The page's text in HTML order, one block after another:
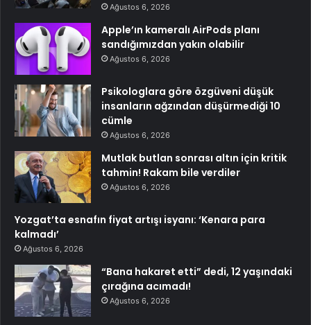
Ağustos 6, 2026
Apple’ın kameralı AirPods planı
sandığımızdan yakın olabilir
Ağustos 6, 2026
Psikologlara göre özgüveni düşük
insanların ağzından düşürmediği 10
cümle
Ağustos 6, 2026
Mutlak butlan sonrası altın için kritik
tahmin! Rakam bile verdiler
Ağustos 6, 2026
Yozgat’ta esnafın fiyat artışı isyanı: ‘Kenara para
kalmadı’
Ağustos 6, 2026
“Bana hakaret etti” dedi, 12 yaşındaki
çırağına acımadı!
Ağustos 6, 2026